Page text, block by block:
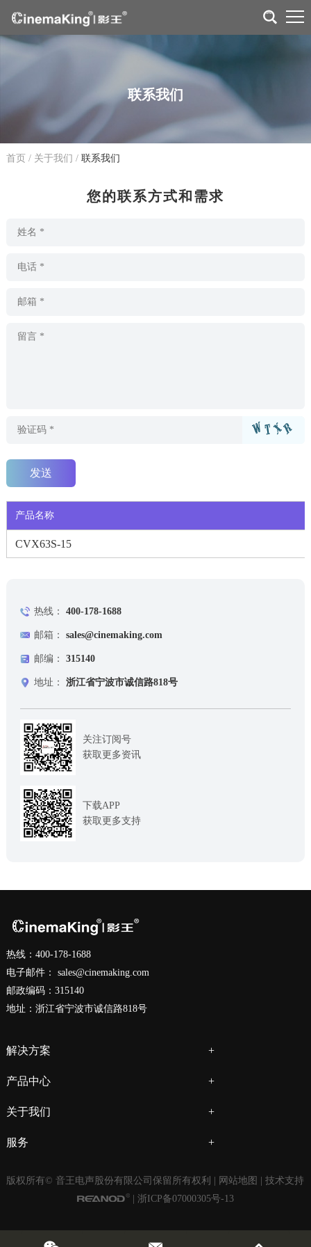
联系我们
首页 / 关于我们 / 联系我们
您的联系方式和需求
产品名称
CVX63S-15
热线： 400-178-1688
邮箱： sales@cinemaking.com
邮编： 315140
地址： 浙江省宁波市诚信路818号
关注订阅号
获取更多资讯
下载APP
获取更多支持
热线：400-178-1688
电子邮件： sales@cinemaking.com
邮政编码：315140
地址：浙江省宁波市诚信路818号
解决方案
产品中心
关于我们
服务
版权所有© 音王电声股份有限公司保留所有权利 | 网站地图
| 技术支持
浙ICP备07000305号-13